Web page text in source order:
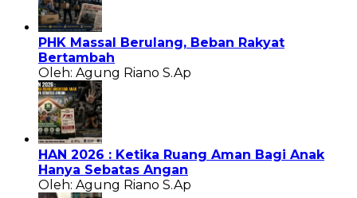
PHK Massal Berulang, Beban Rakyat
Bertambah
Oleh: Agung Riano S.Ap
HAN 2026 : Ketika Ruang Aman Bagi Anak
Hanya Sebatas Angan
Oleh: Agung Riano S.Ap